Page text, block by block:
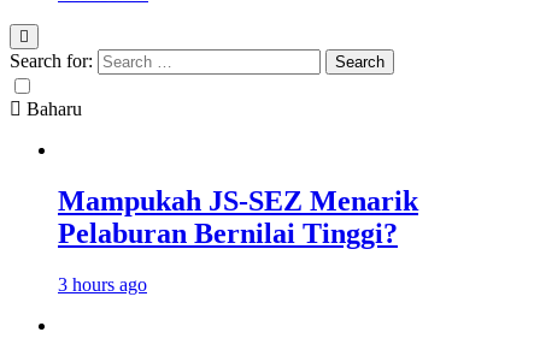
Search for:
Baharu
Mampukah JS-SEZ Menarik
Pelaburan Bernilai Tinggi?
3 hours ago